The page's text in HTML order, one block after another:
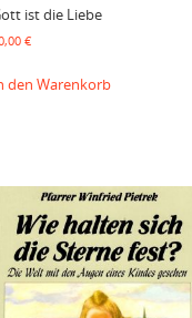
ist die Liebe
€
den Warenkorb